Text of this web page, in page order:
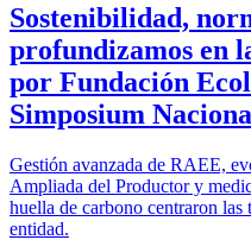
Sostenibilidad,
profundizamos en
por Fundación
Simposium
Gestión avanzada de RAEE,
Ampliada del Productor y
huella de carbono centraron las
entidad.